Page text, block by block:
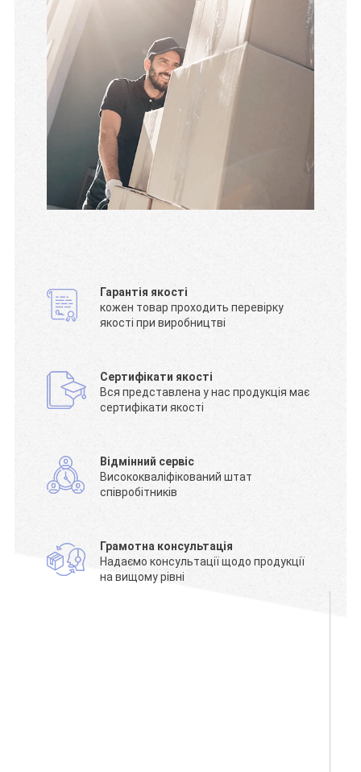
Гарантія якості
кожен товар проходить перевірку
якості при виробництві
Сертифікати якості
Вся представлена у нас продукція має
сертифікати якості
Відмінний сервіс
Висококваліфікований штат
співробітників
Грамотна консультація
Надаємо консультації щодо продукції
на вищому рівні